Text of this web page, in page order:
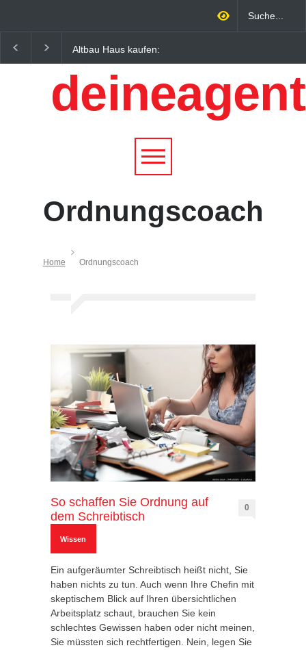
Altbau Haus kaufen:
Unterschiede zwischen
Süddeutschland und
Österreich einfach erklärt
Wirtschaftsfaktor: Wie
Qualitätstourismus
profitieren
Ordnungscoach
Home Ordnungscoach
So schaffen Sie Ordnung auf
dem Schreibtisch
0
Wissen
Ein aufgeräumter Schreibtisch heißt nicht, Sie
haben nichts zu tun. Auch wenn Ihre Chefin mit
skeptischem Blick auf Ihren übersichtlichen
Arbeitsplatz schaut, brauchen Sie kein
schlechtes Gewissen haben oder nicht meinen,
Sie müssten sich rechtfertigen. Nein, legen Sie